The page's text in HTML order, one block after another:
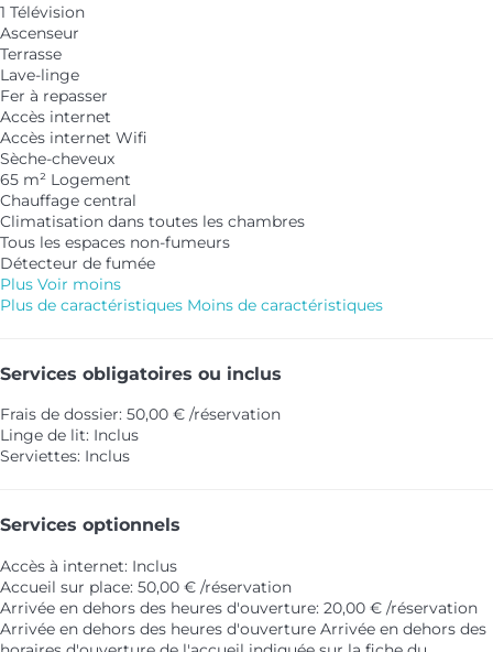
1 Télévision
Ascenseur
Terrasse
Lave-linge
Fer à repasser
Accès internet
Accès internet Wifi
Sèche-cheveux
65 m² Logement
Chauffage central
Climatisation dans toutes les chambres
Tous les espaces non-fumeurs
Détecteur de fumée
Plus Voir moins
Plus de caractéristiques Moins de caractéristiques
Services obligatoires ou inclus
Frais de dossier: 50,00 € /réservation
Linge de lit: Inclus
Serviettes: Inclus
Services optionnels
Accès à internet: Inclus
Accueil sur place: 50,00 € /réservation
Arrivée en dehors des heures d'ouverture: 20,00 € /réservation
Arrivée en dehors des heures d'ouverture Arrivée en dehors des